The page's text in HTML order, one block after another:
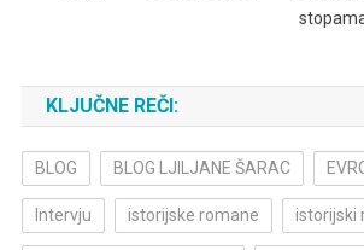
KLJUČNE REČI:
BLOG BLOG LJILJANE ŠARAC
Intervju istorijske romane istorijski